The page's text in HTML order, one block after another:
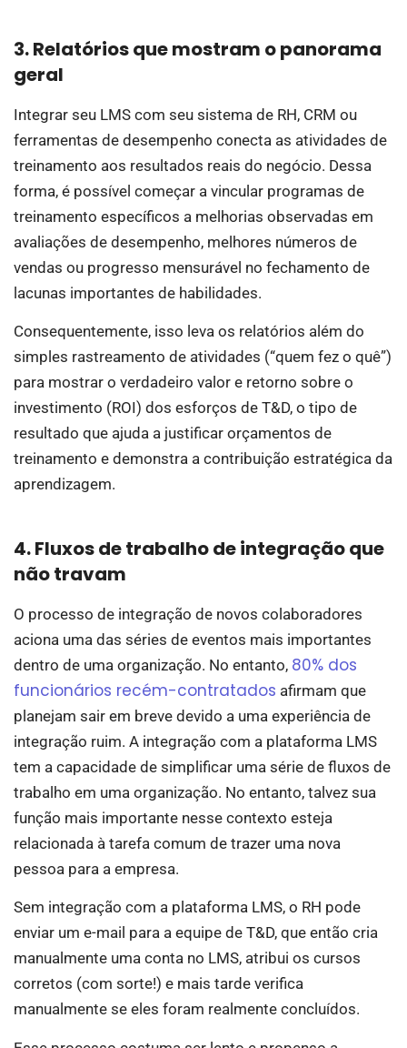
3. Relatórios que mostram o panorama
geral
Integrar seu LMS com seu sistema de RH, CRM ou
ferramentas de desempenho conecta as atividades de
treinamento aos resultados reais do negócio. Dessa
forma, é possível começar a vincular programas de
treinamento específicos a melhorias observadas em
avaliações de desempenho, melhores números de
vendas ou progresso mensurável no fechamento de
lacunas importantes de habilidades.
Consequentemente, isso leva os relatórios além do
simples rastreamento de atividades (“quem fez o quê”)
para mostrar o verdadeiro valor e retorno sobre o
investimento (ROI) dos esforços de T&D, o tipo de
resultado que ajuda a justificar orçamentos de
treinamento e demonstra a contribuição estratégica da
aprendizagem.
4. Fluxos de trabalho de integração que
não travam
O processo de integração de novos colaboradores
aciona uma das séries de eventos mais importantes
dentro de uma organização. No entanto, 80% dos
funcionários recém-contratados afirmam que
planejam sair em breve devido a uma experiência de
integração ruim. A integração com a plataforma LMS
tem a capacidade de simplificar uma série de fluxos de
trabalho em uma organização. No entanto, talvez sua
função mais importante nesse contexto esteja
relacionada à tarefa comum de trazer uma nova
pessoa para a empresa.
Sem integração com a plataforma LMS, o RH pode
enviar um e-mail para a equipe de T&D, que então cria
manualmente uma conta no LMS, atribui os cursos
corretos (com sorte!) e mais tarde verifica
manualmente se eles foram realmente concluídos.